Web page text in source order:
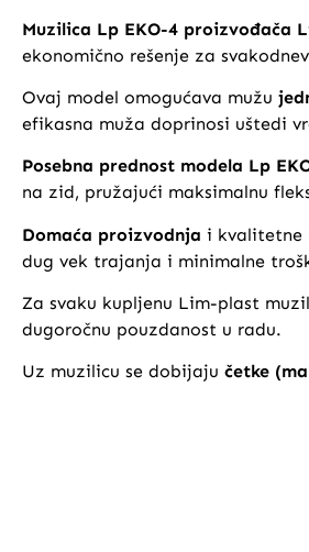
Muzilica Lp EKO-4 proizvođača
ekonomično rešenje za
Ovaj model omogućava mužu
efikasna muža doprinosi uštedi
Posebna prednost modela Lp
na zid, pružajući maksimalnu
Domaća proizvodnja i kvalitetne
dug vek trajanja i minimalne
Za svaku kupljenu Lim-plast
dugoročnu pouzdanost u radu.
Uz muzilicu se dobijaju četke